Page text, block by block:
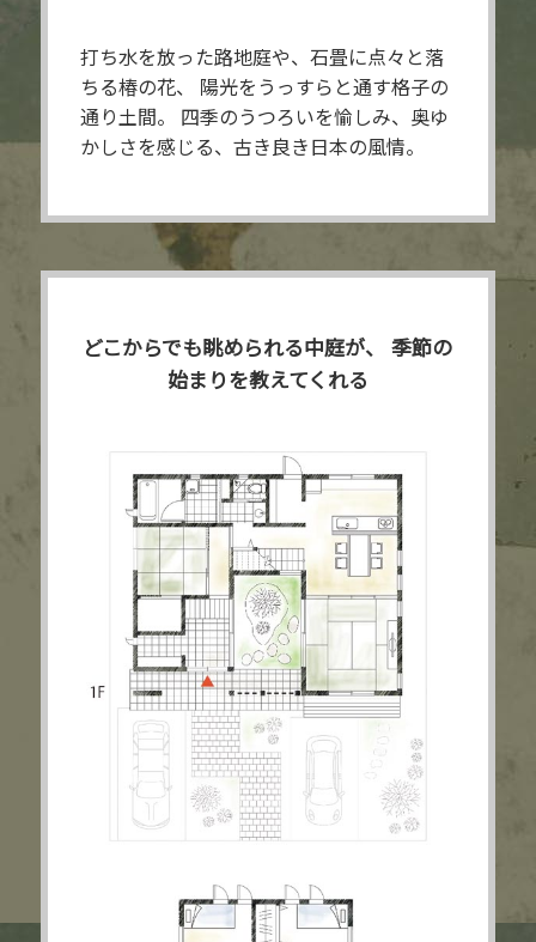
打ち水を放った路地庭や、石畳に点々と落
ちる椿の花、
陽光をうっすらと通す格子の
通り土間。
四季のうつろいを愉しみ、奥ゆ
かしさを感じる、古き良き日本の風情。
どこからでも眺められる中庭が、
季節の
始まりを教えてくれる